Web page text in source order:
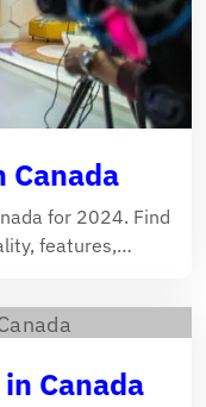
Canada
for 2024. Find
features,…
Canada